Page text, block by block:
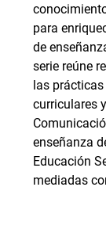
para
de
serie reúne
las
curriculares
enseñanza
Educación
mediadas